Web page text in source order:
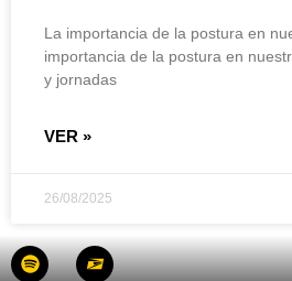
La importancia de la postura en
importancia de la postura en
y jornadas
VER »
26/08/2025
Spotify Usps